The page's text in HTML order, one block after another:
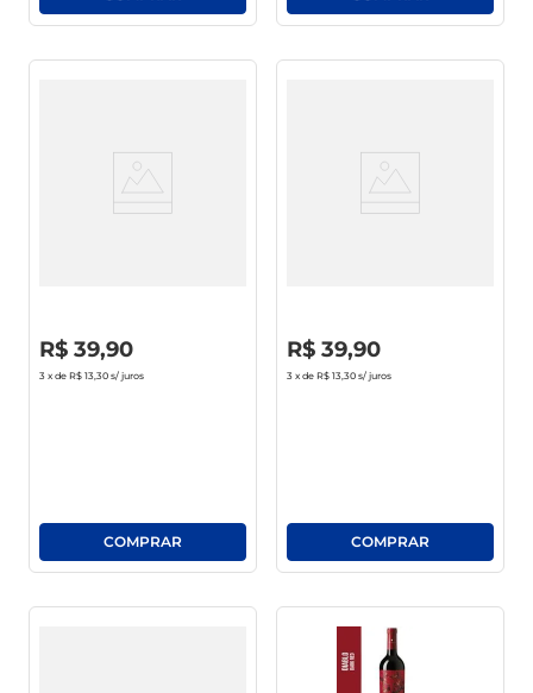
R$ 39,90
3 x de R$ 13,30 s/ juros
R$ 39,90
3 x de R$ 13,30 s/ juros